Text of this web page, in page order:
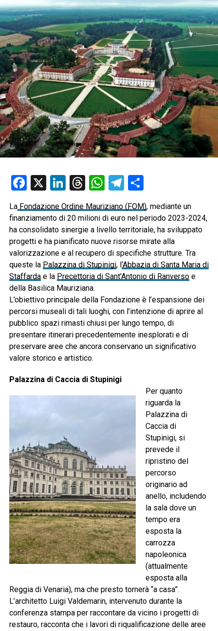
Facebook
X LinkedIn
Threads
WhatsApp
Telegram
Condividi
LaFondazione Ordine Mauriziano (FOM), mediante un
finanziamento di 20 milioni di euro nel periodo 2023-2024,
ha consolidato sinergie a livello territoriale, ha sviluppato
progetti e ha pianificato nuove risorse mirate alla
valorizzazione e al recupero di specifiche strutture. Tra
queste la Palazzina di Stupinigi, l‘Abbazia di Santa Maria di
Staffardae la Precettoria di Sant’Antonio di Ranversoe
della Basilica Mauriziana.
L’obiettivo principale della Fondazione è l’espansione dei
percorsi museali di tali luoghi, con l’intenzione di aprire al
pubblico spazi rimasti chiusi per lungo tempo, di
presentare itinerari precedentemente inesplorati e di
preservare aree che ancora conservano un significativo
valore storico e artistico.
Palazzina di Caccia di Stupinigi
Per quanto
riguarda la
Palazzina di
Caccia di
Stupinigi, si
prevede il
ripristino del
percorso
originario ad
anello, includendo
la sala dove un
tempo era
esposta la
carrozza
napoleonica
(attualmente
esposta alla
Reggia di Venaria), ma che presto tornerà “a casa”.
L’architetto Luigi Valdemarin, intervenuto durante la
conferenza stampa per raccontare da vicino i progetti di
restauro, racconta che i lavori di riqualificazione delle aree